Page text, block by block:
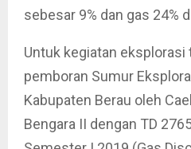
sebesar 9% dan gas 24%
Untuk kegiatan eksplorasi
pemboran Sumur
Kabupaten Berau oleh
Bengara II dengan TD